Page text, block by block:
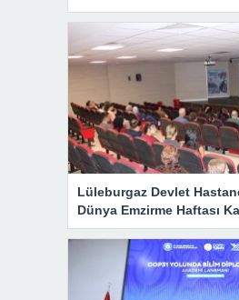
Lüleburgaz Devlet
Dünya Emzirme Haftası